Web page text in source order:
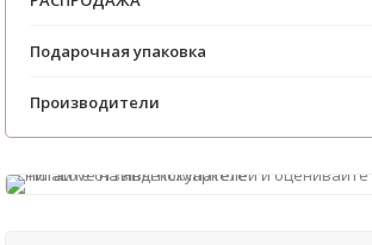
Подарочная упаковка
Производители